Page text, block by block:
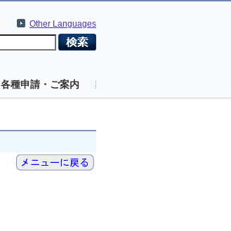
Other Languages
各種申請・ご案内